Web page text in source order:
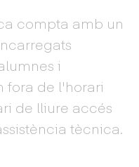
compta amb un
i
fora de l'horari
de lliure accés
tècnica.